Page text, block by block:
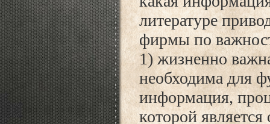
литературе
фирмы по
1) жизненно
необходима для
информация,
которой